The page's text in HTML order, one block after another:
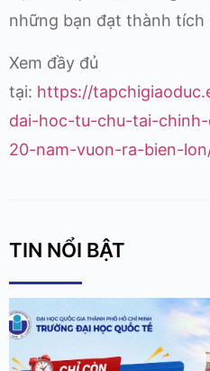
những bạn đạt thành
Xem đầy đủ
tại: https://
dai-hoc-tu-chu-tai-
20-nam-vuon-ra-bien-
TIN NỔI BẬT